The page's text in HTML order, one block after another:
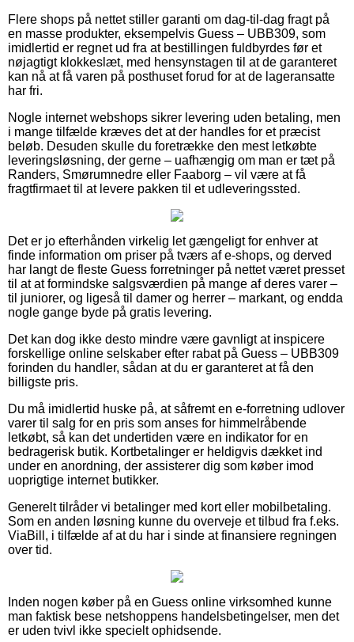
Flere shops på nettet stiller garanti om dag-til-dag fragt på
en masse produkter, eksempelvis Guess – UBB309, som
imidlertid er regnet ud fra at bestillingen fuldbyrdes før et
nøjagtigt klokkeslæt, med hensynstagen til at de garanteret
kan nå at få varen på posthuset forud for at de lageransatte
har fri.
Nogle internet webshops sikrer levering uden betaling, men
i mange tilfælde kræves det at der handles for et præcist
beløb. Desuden skulle du foretrække den mest letkøbte
leveringsløsning, der gerne – uafhængig om man er tæt på
Randers, Smørumnedre eller Faaborg – vil være at få
fragtfirmaet til at levere pakken til et udleveringssted.
Det er jo efterhånden virkelig let gængeligt for enhver at
finde information om priser på tværs af e-shops, og derved
har langt de fleste Guess forretninger på nettet været presset
til at at formindske salgsværdien på mange af deres varer –
til juniorer, og ligeså til damer og herrer – markant, og endda
nogle gange byde på gratis levering.
Det kan dog ikke desto mindre være gavnligt at inspicere
forskellige online selskaber efter rabat på Guess – UBB309
forinden du handler, sådan at du er garanteret at få den
billigste pris.
Du må imidlertid huske på, at såfremt en e-forretning udlover
varer til salg for en pris som anses for himmelråbende
letkøbt, så kan det undertiden være en indikator for en
bedragerisk butik. Kortbetalinger er heldigvis dækket ind
under en anordning, der assisterer dig som køber imod
uoprigtige internet butikker.
Generelt tilråder vi betalinger med kort eller mobilbetaling.
Som en anden løsning kunne du overveje et tilbud fra f.eks.
ViaBill, i tilfælde af at du har i sinde at finansiere regningen
over tid.
Inden nogen køber på en Guess online virksomhed kunne
man faktisk bese netshoppens handelsbetingelser, men det
er uden tvivl ikke specielt ophidsende.